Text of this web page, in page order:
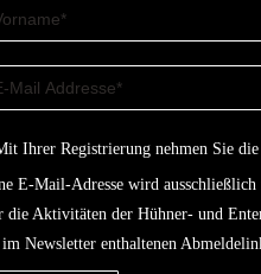
Ihrer Registrierung nehmen Sie die
E-Mail-Adresse wird
die Aktivitäten der Hühner- und
im Newsletter enthaltenen